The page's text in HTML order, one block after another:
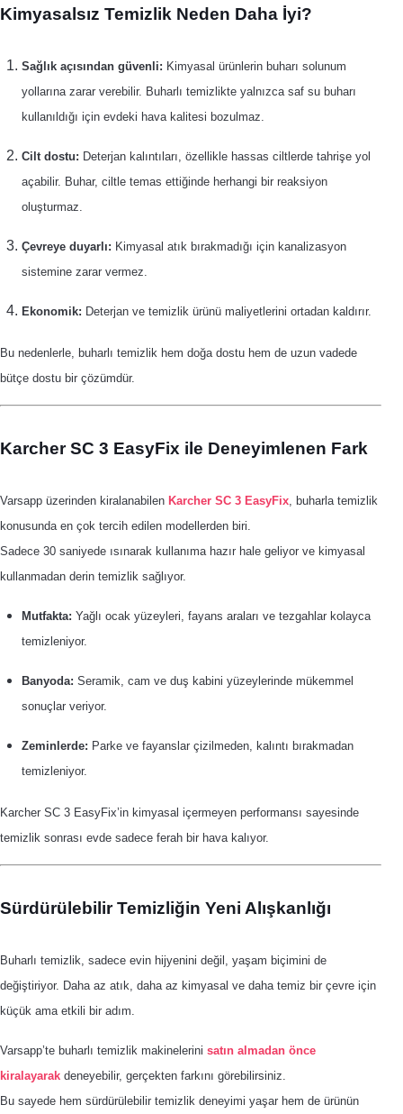
Kimyasalsız Temizlik Neden Daha İyi?
Sağlık açısından güvenli: Kimyasal ürünlerin buharı solunum
yollarına zarar verebilir. Buharlı temizlikte yalnızca saf su buharı
kullanıldığı için evdeki hava kalitesi bozulmaz.
Cilt dostu: Deterjan kalıntıları, özellikle hassas ciltlerde tahrişe yol
açabilir. Buhar, ciltle temas ettiğinde herhangi bir reaksiyon
oluşturmaz.
Çevreye duyarlı: Kimyasal atık bırakmadığı için kanalizasyon
sistemine zarar vermez.
Ekonomik: Deterjan ve temizlik ürünü maliyetlerini ortadan kaldırır.
Bu nedenlerle, buharlı temizlik hem doğa dostu hem de uzun vadede
bütçe dostu bir çözümdür.
Karcher SC 3 EasyFix ile Deneyimlenen Fark
Varsapp üzerinden kiralanabilen Karcher SC 3 EasyFix , buharla temizlik
konusunda en çok tercih edilen modellerden biri.
Sadece 30 saniyede ısınarak kullanıma hazır hale geliyor ve kimyasal
kullanmadan derin temizlik sağlıyor.
Mutfakta: Yağlı ocak yüzeyleri, fayans araları ve tezgahlar kolayca
temizleniyor.
Banyoda: Seramik, cam ve duş kabini yüzeylerinde mükemmel
sonuçlar veriyor.
Zeminlerde: Parke ve fayanslar çizilmeden, kalıntı bırakmadan
temizleniyor.
Karcher SC 3 EasyFix’in kimyasal içermeyen performansı sayesinde
temizlik sonrası evde sadece ferah bir hava kalıyor.
Sürdürülebilir Temizliğin Yeni Alışkanlığı
Buharlı temizlik, sadece evin hijyenini değil, yaşam biçimini de
değiştiriyor. Daha az atık, daha az kimyasal ve daha temiz bir çevre için
küçük ama etkili bir adım.
Varsapp’te buharlı temizlik makinelerini satın almadan önce
kiralayarak deneyebilir, gerçekten farkını görebilirsiniz.
Bu sayede hem sürdürülebilir temizlik deneyimi yaşar hem de ürünün